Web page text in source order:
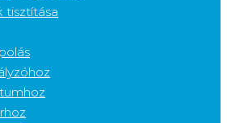
tisztítása